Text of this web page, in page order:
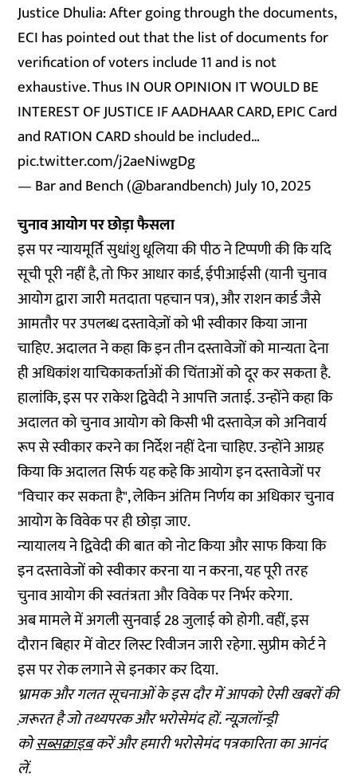
Justice Dhulia: After going through the documents,
ECI has pointed out that the list of documents for
verification of voters include 11 and is not
exhaustive. Thus IN OUR OPINION IT WOULD BE
INTEREST OF JUSTICE IF AADHAAR CARD, EPIC Card
and RATION CARD should be included…
pic.twitter.com/j2aeNiwgDg
— Bar and Bench (@barandbench)July 10, 2025
चुनाव आयोग पर छोड़ा फैसला
इस पर न्यायमूर्ति सुधांशु धूलिया की पीठ ने टिप्पणी की कि यदि
सूची पूरी नहीं है, तो फिर आधार कार्ड, ईपीआईसी (यानी चुनाव
आयोग द्वारा जारी मतदाता पहचान पत्र), और राशन कार्ड जैसे
आमतौर पर उपलब्ध दस्तावेज़ों को भी स्वीकार किया जाना
चाहिए. अदालत ने कहा कि इन तीन दस्तावेजों को मान्यता देना
ही अधिकांश याचिकाकर्ताओं की चिंताओं को दूर कर सकता है.
हालांकि, इस पर राकेश द्विवेदी ने आपत्ति जताई. उन्होंने कहा कि
अदालत को चुनाव आयोग को किसी भी दस्तावेज़ को अनिवार्य
रूप से स्वीकार करने का निर्देश नहीं देना चाहिए. उन्होंने आग्रह
किया कि अदालत सिर्फ यह कहे कि आयोग इन दस्तावेजों पर
"विचार कर सकता है", लेकिन अंतिम निर्णय का अधिकार चुनाव
आयोग के विवेक पर ही छोड़ा जाए.
न्यायालय ने द्विवेदी की बात को नोट किया और साफ किया कि
इन दस्तावेजों को स्वीकार करना या न करना, यह पूरी तरह
चुनाव आयोग की स्वतंत्रता और विवेक पर निर्भर करेगा.
अब मामले में अगली सुनवाई 28 जुलाई को होगी. वहीं, इस
दौरान बिहार में वोटर लिस्ट रिवीजन जारी रहेगा. सुप्रीम कोर्ट ने
इस पर रोक लगाने से इनकार कर दिया.
भ्रामक और गलत सूचनाओं के इस दौर में आपको ऐसी खबरों की
ज़रूरत है जो तथ्यपरक और भरोसेमंद हों. न्यूज़लॉन्ड्री
कोसब्सक्राइबकरें और हमारी भरोसेमंद पत्रकारिता का आनंद
लें.